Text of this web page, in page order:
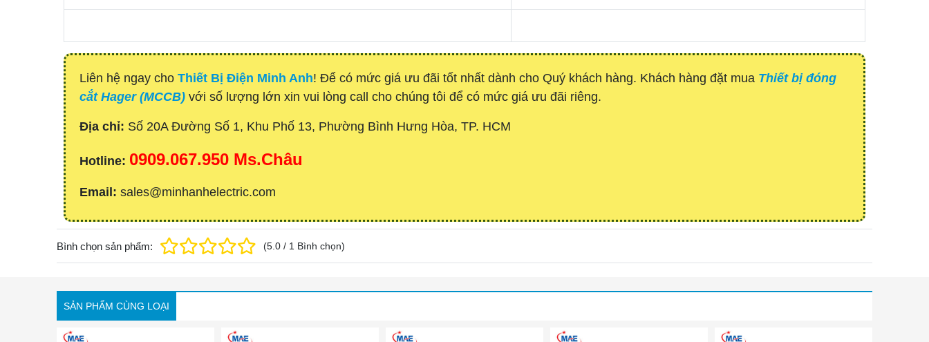
Liên hệ ngay cho Thiết Bị Điện Minh Anh! Để có mức giá ưu đãi tốt nhất dành cho Quý khách hàng. Khách hàng đặt mua Thiết bị đóng
cắt Hager (MCCB) với số lượng lớn xin vui lòng call cho chúng tôi để có mức giá ưu đãi riêng.
Địa chỉ: Số 20A Đường Số 1, Khu Phố 13, Phường Bình Hưng Hòa, TP. HCM
Hotline: 0909.067.950 Ms.Châu
Email: sales@minhanhelectric.com
Bình chọn sản phẩm: (5.0 / 1 Bình chọn)
SẢN PHẨM CÙNG LOẠI